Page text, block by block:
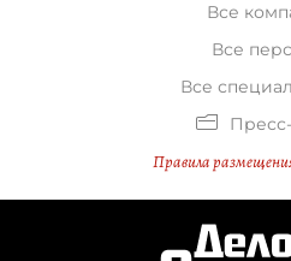
Все
Все
Все
Правила